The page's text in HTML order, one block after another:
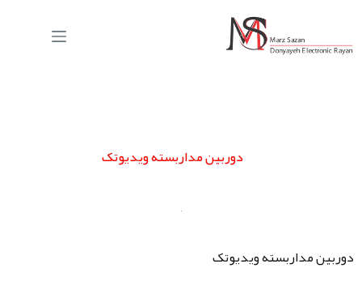
دوربین مداربسته ویدیوتک
دوربین مداربسته ویدیوتک